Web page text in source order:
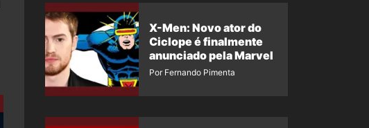
X-Men: Novo ator do
Ciclope é finalmente
anunciado pela Marvel
Por Fernando Pimenta